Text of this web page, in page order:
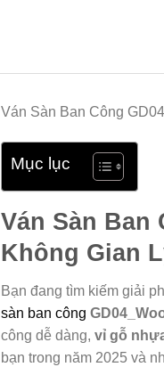
Ván Sàn Ban Công
Mục lục
Ván Sàn Ban
Không Gian
Bạn đang tìm kiếm giải
sàn ban công
công dễ dàng, vỉ gỗ
bạn trong năm 2025 và